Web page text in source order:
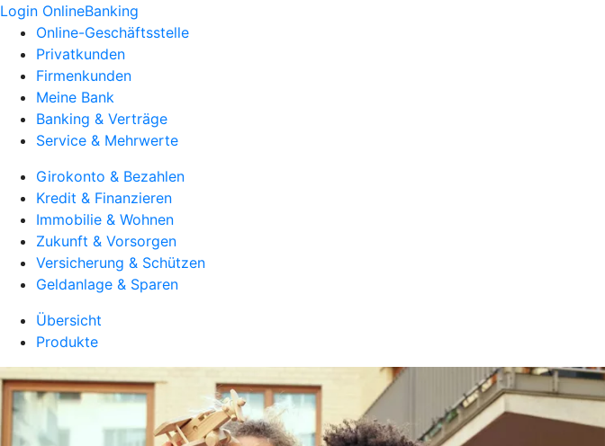
Login OnlineBanking
Online-Geschäftsstelle
Privatkunden
Firmenkunden
Meine Bank
Banking & Verträge
Service & Mehrwerte
Girokonto & Bezahlen
Kredit & Finanzieren
Immobilie & Wohnen
Zukunft & Vorsorgen
Versicherung & Schützen
Geldanlage & Sparen
Übersicht
Produkte